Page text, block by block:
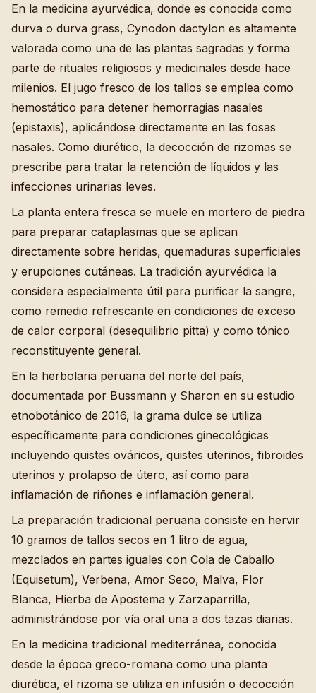
En la medicina ayurvédica, donde es conocida como
durva o durva grass, Cynodon dactylon es altamente
valorada como una de las plantas sagradas y forma
parte de rituales religiosos y medicinales desde hace
milenios. El jugo fresco de los tallos se emplea como
hemostático para detener hemorragias nasales
(epistaxis), aplicándose directamente en las fosas
nasales. Como diurético, la decocción de rizomas se
prescribe para tratar la retención de líquidos y las
infecciones urinarias leves.
La planta entera fresca se muele en mortero de piedra
para preparar cataplasmas que se aplican
directamente sobre heridas, quemaduras superficiales
y erupciones cutáneas. La tradición ayurvédica la
considera especialmente útil para purificar la sangre,
como remedio refrescante en condiciones de exceso
de calor corporal (desequilibrio pitta) y como tónico
reconstituyente general.
En la herbolaria peruana del norte del país,
documentada por Bussmann y Sharon en su estudio
etnobotánico de 2016, la grama dulce se utiliza
específicamente para condiciones ginecológicas
incluyendo quistes ováricos, quistes uterinos, fibroides
uterinos y prolapso de útero, así como para
inflamación de riñones e inflamación general.
La preparación tradicional peruana consiste en hervir
10 gramos de tallos secos en 1 litro de agua,
mezclados en partes iguales con Cola de Caballo
(Equisetum), Verbena, Amor Seco, Malva, Flor
Blanca, Hierba de Apostema y Zarzaparrilla,
administrándose por vía oral una a dos tazas diarias.
En la medicina tradicional mediterránea, conocida
desde la época greco-romana como una planta
diurética, el rizoma se utiliza en infusión o decocción